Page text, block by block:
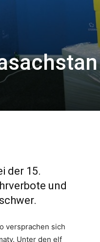
der 15.
und
versprachen sich
Unter den elf